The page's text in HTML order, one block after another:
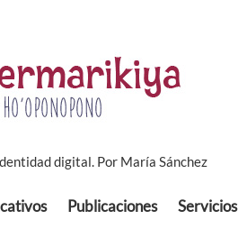
digital. Por María Sánchez
Publicaciones Servicios